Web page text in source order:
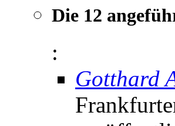
Die 12
:
Gotthard